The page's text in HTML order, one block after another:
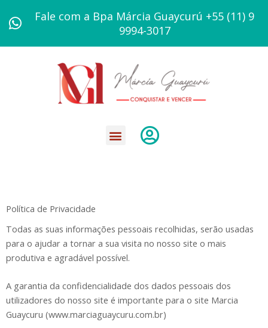
para
conteúdo
Fale com a Bpa Márcia Guaycurú +55 (11) 9
9994-3017
Política de Privacidade
Todas as suas informações pessoais recolhidas, serão usadas
para o ajudar a tornar a sua visita no nosso site o mais
produtiva e agradável possível.
A garantia da confidencialidade dos dados pessoais dos
utilizadores do nosso site é importante para o site Marcia
Guaycuru (www.marciaguaycuru.com.br)